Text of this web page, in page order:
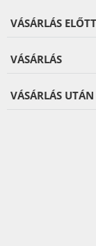
VÁSÁRLÁS ELŐTT
VÁSÁRLÁS
VÁSÁRLÁS UTÁN